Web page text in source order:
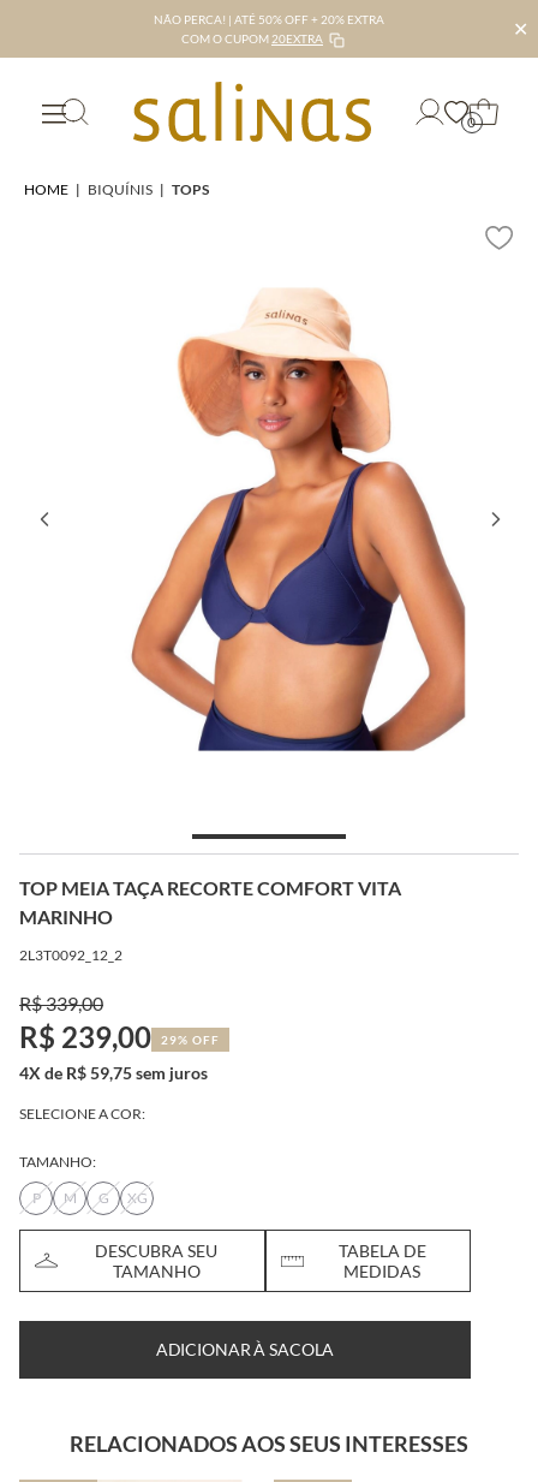
NÃO PERCA! | ATÉ 50% OFF + 20% EXTRA
COM O CUPOM 20EXTRA ✕
0
HOME | BIQUÍNIS | TOPS
TOP MEIA TAÇA RECORTE COMFORT VITA
MARINHO
2L3T0092_12_2
R$ 339,00
R$ 239,00 29% OFF
4X de R$ 59,75 sem juros
SELECIONE A COR:
TAMANHO:
P
M G XG
DESCUBRA SEU
TAMANHO
TABELA DE
MEDIDAS
ADICIONAR À SACOLA
RELACIONADOS AOS SEUS INTERESSES